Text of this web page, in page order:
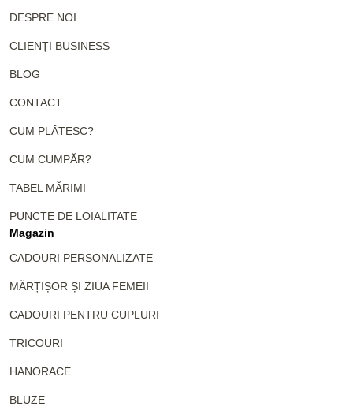
DESPRE NOI
CLIENȚI BUSINESS
BLOG
CONTACT
CUM PLĂTESC?
CUM CUMPĂR?
TABEL MĂRIMI
PUNCTE DE LOIALITATE
Magazin
CADOURI PERSONALIZATE
MĂRȚIȘOR ȘI ZIUA FEMEII
CADOURI PENTRU CUPLURI
TRICOURI
HANORACE
BLUZE